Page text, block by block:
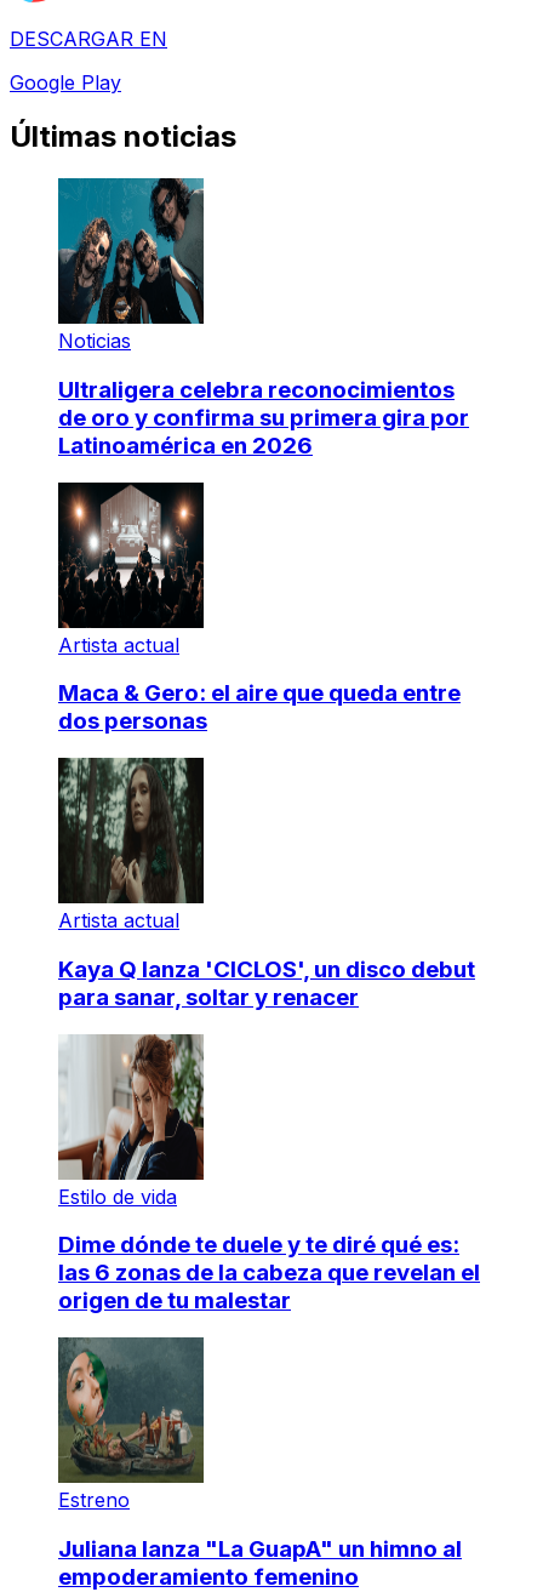
DESCARGAR EN
Google Play
Últimas noticias
Noticias
Ultraligera celebra reconocimientos
de oro y confirma su primera gira por
Latinoamérica en 2026
Artista actual
Maca & Gero: el aire que queda entre
dos personas
Artista actual
Kaya Q lanza 'CICLOS', un disco debut
para sanar, soltar y renacer
Estilo de vida
Dime dónde te duele y te diré qué es:
las 6 zonas de la cabeza que revelan el
origen de tu malestar
Estreno
Juliana lanza "La GuapA" un himno al
empoderamiento femenino